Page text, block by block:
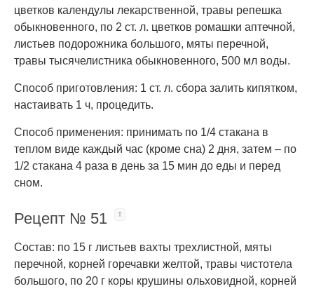
цветков календулы лекарственной, травы репешка
обыкновенного, по 2 ст. л. цветков ромашки аптечной,
листьев подорожника большого, мяты перечной,
травы тысячелистника обыкновенного, 500 мл воды.
Способ приготовления: 1 ст. л. сбора залить кипятком,
настаивать 1 ч, процедить.
Способ применения: принимать по 1/4 стакана в
теплом виде каждый час (кроме сна) 2 дня, затем – по
1/2 стакана 4 раза в день за 15 мин до еды и перед
сном.
Рецепт № 51
Состав: по 15 г листьев вахты трехлистной, мяты
перечной, корней горечавки желтой, травы чистотела
большого, по 20 г коры крушины ольховидной, корней